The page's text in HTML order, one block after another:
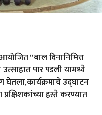
“बाल दिनानिमित्त
उत्साहात पार पडली यामध्ये
घेतला,कार्यक्रमाचे उद्घाटन
प्रक्षिशकांच्या हस्ते करण्यात